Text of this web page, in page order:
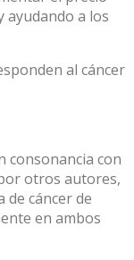
ayudando a los
al cáncer
consonancia con
otros autores,
de cáncer de
en ambos